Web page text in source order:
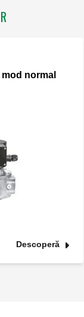
normal
Descoperă